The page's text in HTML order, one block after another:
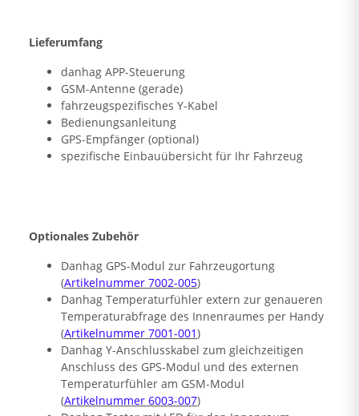
Lieferumfang
danhag APP-Steuerung
GSM-Antenne (gerade)
fahrzeugspezifisches Y-Kabel
Bedienungsanleitung
GPS-Empfänger (optional)
spezifische Einbauübersicht für Ihr Fahrzeug
Optionales Zubehör
Danhag GPS-Modul zur Fahrzeugortung
(Artikelnummer 7002-005)
Danhag Temperaturfühler extern zur genaueren
Temperaturabfrage des Innenraumes per Handy
(Artikelnummer 7001-001)
Danhag Y-Anschlusskabel zum gleichzeitigen
Anschluss des GPS-Modul und des externen
Temperaturfühler am GSM-Modul
(Artikelnummer 6003-007)